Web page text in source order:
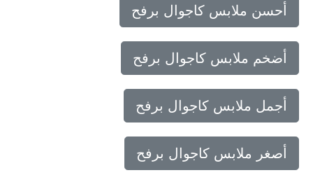
أحسن ملابس كاجوال برفح
أضخم ملابس كاجوال برفح
أجمل ملابس كاجوال برفح
أصغر ملابس كاجوال برفح